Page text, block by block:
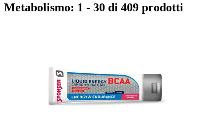
Metabolismo: 1 - 30 di 409 prodotti